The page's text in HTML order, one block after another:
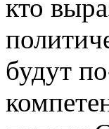
кто
будут